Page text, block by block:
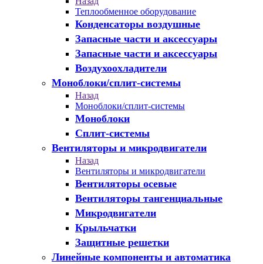
Теплообменное оборудование
Конденсаторы воздушные
Запасные части и аксессуары
Запасные части и аксессуары
Воздухоохладители
Моноблоки/сплит-системы
Назад
Моноблоки/сплит-системы
Моноблоки
Сплит-системы
Вентиляторы и микродвигатели
Назад
Вентиляторы и микродвигатели
Вентиляторы осевые
Вентиляторы тангенциальные
Микродвигатели
Крыльчатки
Защитные решетки
Линейные компоненты и автоматика